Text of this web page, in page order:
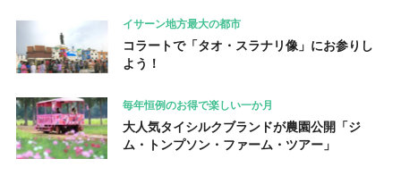
イサーン地方最大の都市
コラートで「タオ・スラナリ像」にお参りし
よう！
毎年恒例のお得で楽しい一か月
大人気タイシルクブランドが農園公開「ジ
ム・トンプソン・ファーム・ツアー」